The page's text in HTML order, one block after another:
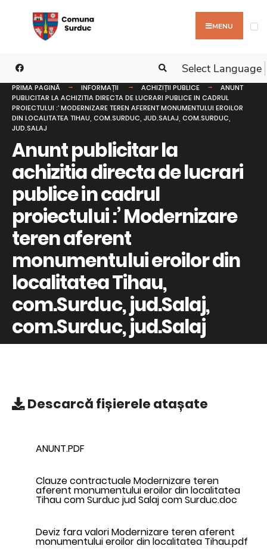
MENU
Select Language
PRIMA PAGINĂ INFORMAȚII ACHIZIȚII PUBLICE
ANUNT
PUBLICITAR LA ACHIZITIA DIRECTA DE LUCRARI PUBLICE IN CADRUL
PROIECTULUI :’ MODERNIZARE TEREN AFERENT MONUMENTULUI EROILOR
DIN LOCALITATEA TIHAU, COM.SURDUC, JUD.SALAJ, COM.SURDUC,
JUD.SALAJ
Anunt publicitar la
achizitia directa de lucrari
publice in cadrul
proiectului :’ Modernizare
teren aferent
monumentului eroilor din
localitatea Tihau,
com.Surduc, jud.Salaj,
com.Surduc, jud.Salaj
Descarcăfișierele atașate
ANUNT.PDF
Clauze contractuale Modernizare teren
aferent monumentului eroilor din localitatea
Tihau com Surduc jud Salaj com Surduc.doc
Deviz fara valori Modernizare teren aferent
monumentului eroilor din localitatea Tihau.pdf